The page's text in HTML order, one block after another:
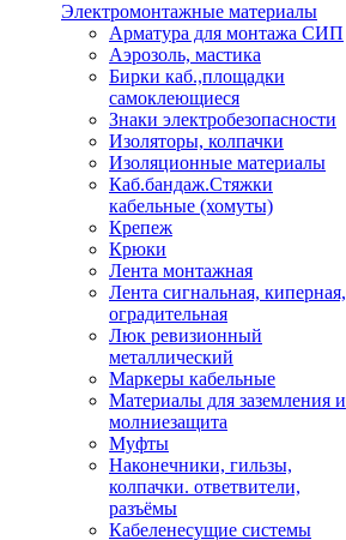
Электромонтажные материалы
Арматура для монтажа СИП
Аэрозоль, мастика
Бирки каб.,площадки
самоклеющиеся
Знаки электробезопасности
Изоляторы, колпачки
Изоляционные материалы
Каб.бандаж.Стяжки
кабельные (хомуты)
Крепеж
Крюки
Лента монтажная
Лента сигнальная, киперная,
оградительная
Люк ревизионный
металлический
Маркеры кабельные
Материалы для заземления и
молниезащита
Муфты
Наконечники, гильзы,
колпачки. ответвители,
разъёмы
Кабеленесущие системы